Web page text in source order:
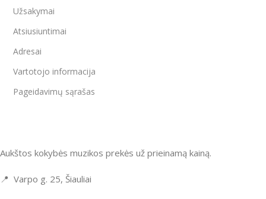
Užsakymai
Atsiusiuntimai
Adresai
Vartotojo informacija
Pageidavimų sąrašas
Aukštos kokybės muzikos prekės už prieinamą kainą.
📍 Varpo g. 25, Šiauliai